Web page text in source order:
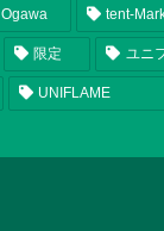
Ogawa tent-
限定 ユニ
UNIFLAME